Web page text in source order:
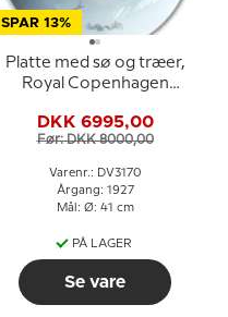
SPAR 13%
Platte med sø og træer,
Royal Copenhagen
Böcher 28/2-1927
"Motiv fra Sxampen"
DKK 6995,00
Før: DKK 8000,00
Varenr.: DV3170
Årgang: 1927
Mål: Ø: 41 cm
PÅ LAGER
Se vare